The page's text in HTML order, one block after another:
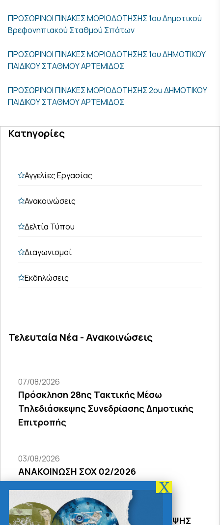
ΠΡΟΣΩΡΙΝΟΙ ΠΙΝΑΚΕΣ ΜΟΡΙΟΔΟΤΗΣΗΣ 1ου Δημοτικού
Βρεφονηπιακού Σταθμού Σπάτων
ΠΡΟΣΩΡΙΝΟΙ ΠΙΝΑΚΕΣ ΜΟΡΙΟΔΟΤΗΣΗΣ 1ου ΔΗΜΟΤΙΚΟΥ
ΠΑΙΔΙΚΟΥ ΣΤΑΘΜΟΥ ΑΡΤΕΜΙΔΟΣ
ΠΡΟΣΩΡΙΝΟΙ ΠΙΝΑΚΕΣ ΜΟΡΙΟΔΟΤΗΣΗΣ 2ου ΔΗΜΟΤΙΚΟΥ
ΠΑΙΔΙΚΟΥ ΣΤΑΘΜΟΥ ΑΡΤΕΜΙΔΟΣ
Κατηγορίες
Αγγελίες Εργασίας
Ανακοινώσεις
Δελτία Τύπου
Διαγωνισμοί
Εκδηλώσεις
Τελευταία Νέα - Ανακοινώσεις
07/08/2026
Πρόσκληση 28ης Τακτικής Μέσω
Τηλεδιάσκεψης Συνεδρίασης Δημοτικής
Επιτροπής
03/08/2026
ΑΝΑΚΟΙΝΩΣΗ ΣΟΧ 02/2026
31/07/2026
ΠΡΟΣΚΛΗΣΗ 18Σ ΜΕΣΩ ΤΗΛΕΔΙΑΣΚΕΨΗΣ